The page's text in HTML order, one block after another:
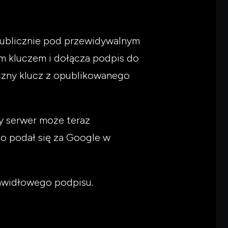
pod przewidywalnym
kluczem i dołącza podpis do
klucz z opublikowanego
może teraz
podał się za Google w
podpisu.